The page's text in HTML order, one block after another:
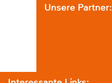
Unsere Partner: